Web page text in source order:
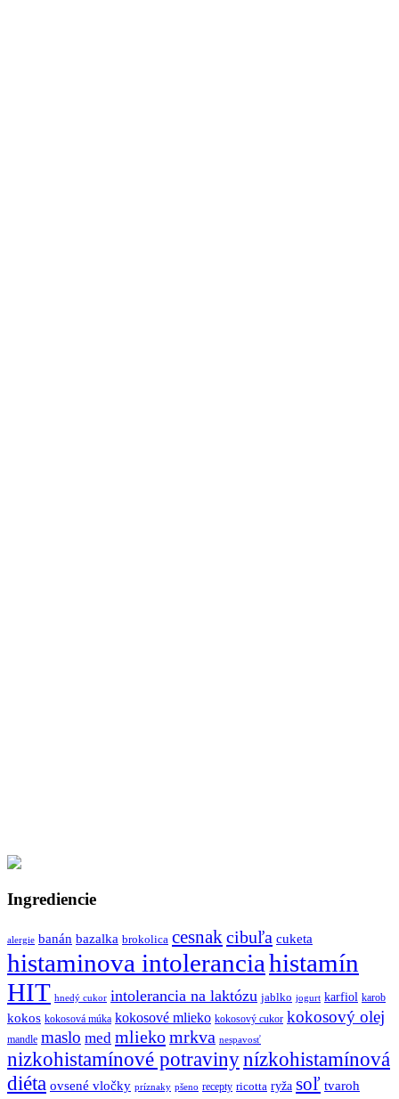
Ingrediencie
alergie banán bazalka brokolica cesnakcibuľa cuketa
histaminova intoleranciahistamín
HIT hnedý cukor intolerancia na laktózu jablko jogurt karfiol karob
kokos kokosová múka kokosové mlieko kokosový cukor kokosový olej
mandle maslo med mliekomrkva nespavosť
nizkohistamínové potravinynízkohistamínová
diéta ovsené vločky príznaky pšeno recepty ricotta ryža soľ tvaroh